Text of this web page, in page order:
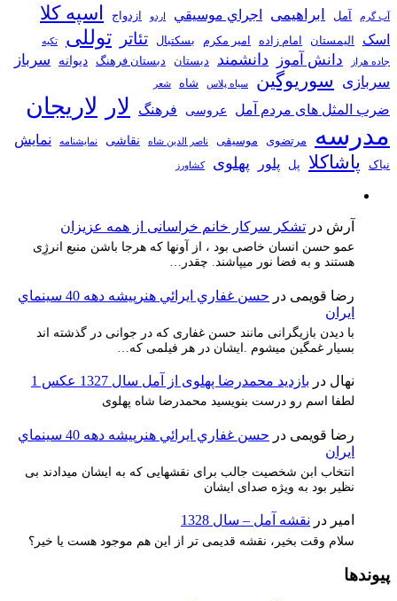
آب گرم آمل ابراهیمی اجراي موسيقي اردو ازدواج اسپه کلا
اسک الیمستان امام زاده امیر مکرم بسکتبال تئاتر توللی تکیه
جاده هراز دانش آموز دانشمند دبستان دبستان فرهنگ دیوانه
سرباز
سربازی
سوریوگین سیاه پلاس شاه شعر
ضرب المثل های مردم آمل عروسی فرهنگ لار لاریجان
مدرسه مرتضوی موسیقی ناصر الدین شاه نقاشی نمايشنامه نمایش
نیاک پاشاکلا پل پلور پهلوی کشاورز
آرش در تشکر سرکار خانم خراسانی از همه عزیزان
عمو حسن انسان خاصی بود ، از آونها که هرجا باشن منبع انرژِی
هستند و به فضا نور میپاشند. چقدر…
رضا قویمی در
حسن غفاري ايرائي هنرپيشه دهه 40 سينماي
ايران
با دیدن بازیگرانی مانند حسن غفاری که در جوانی در گذشته اند
بسیار غمگین میشوم .ایشان در هر فیلمی که…
نهال در بازدید محمدرضا پهلوی از آمل سال 1327 عکس 1
لطفا اسم رو درست بنویسید محمدرضا شاه پهلوی
رضا قویمی در
حسن غفاري ايرائي هنرپيشه دهه 40 سينماي
ايران
انتخاب ابن شخصیت جالب برای نقشهایی که به ایشان میدادند بی
نظیر بود به ویژه صدای ایشان
امیر در نقشه آمل – سال 1328
سلام وقت بخیر، نقشه قدیمی تر از این هم موجود هست یا خیر؟
پیوندها